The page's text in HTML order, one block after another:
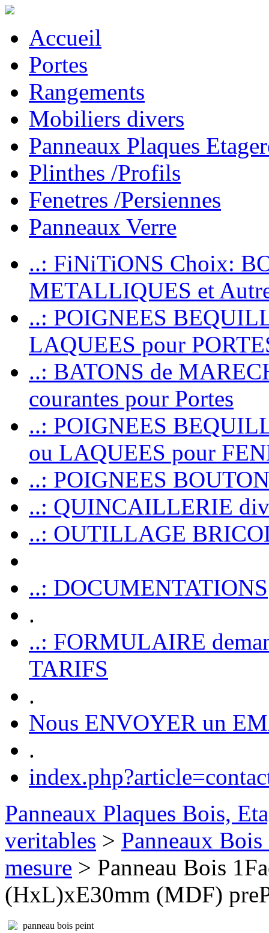
Accueil
Portes
Rangements
Mobiliers divers
Panneaux Plaques
Plinthes /Profils
Fenetres /Persiennes
Panneaux Verre
..: FiNiTiONS Choix:
METALLIQUES et
..: POIGNEES
LAQUEES pour
..: BATONS de
courantes pour Portes
..: POIGNEES
ou LAQUEES pour
..: POIGNEES
..: QUINCAILLERIE
..: OUTILLAGE
..: DOCUMENTATIONS
.
..: FORMULAIRE
TARIFS
.
Nous ENVOYER un
.
Panneaux Plaques Bois,
veritables > Panneaux
mesure > Panneau Bois
(HxL)xE30mm (MDF)